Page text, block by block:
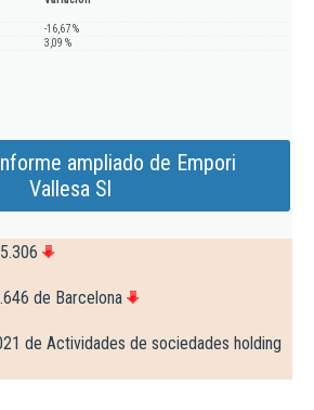
-16,67 %
3,09 %
ampliado de Empori
Vallesa Sl
de Barcelona
de Actividades de sociedades holding